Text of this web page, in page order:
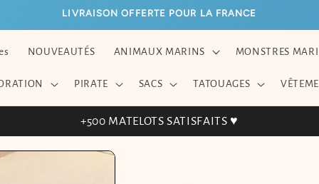
LIVRAISON OFFERTE POUR LA FRANCE
NOUVEAUTÉS ANIMAUX MARINS MONSTRES
PIRATE SACS TATOUAGES
+500 MATELOTS SATISFAITS ♥